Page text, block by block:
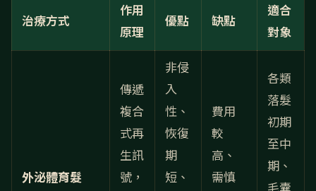
治療方式
作用
原理
優點 缺點
適合
對象
外泌體育髮
傳遞
複合
式再
生訊
號，
非侵
入
性、
恢復
期
短、
費用
較
高、
需慎
各類
落髮
初期
至中
期、